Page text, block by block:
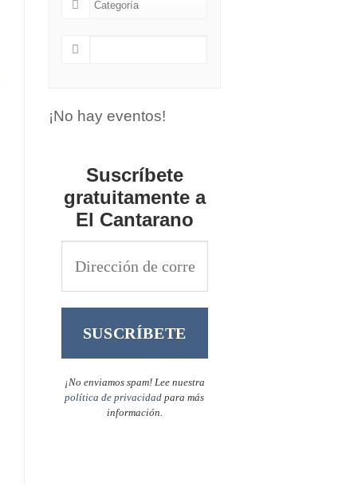
¡No hay eventos!
Suscríbete
gratuitamente a
El Cantarano
¡No enviamos spam! Lee nuestra
política de privacidad para más
información.